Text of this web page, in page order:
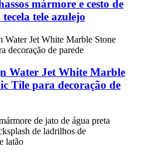
mármore e cesto de
tele azulejo
Water Jet White Marble
Tile para decoração de